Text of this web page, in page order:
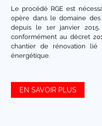
Le procédé RGE est
opère dans le domaine
depuis le 1er janvier
conformément au décret
chantier de rénovation
énergétique.
EN SAVOIR PLUS